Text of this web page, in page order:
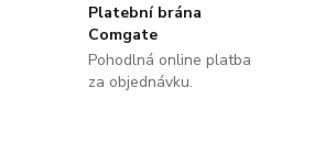
Platební brána
Comgate
Pohodlná online platba
za objednávku.